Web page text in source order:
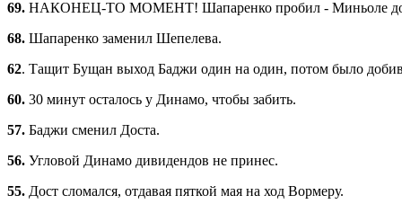
69. НАКОНЕЦ-ТО МОМЕНТ! Шапаренко пробил - Миньоле
68. Шапаренко заменил Шепелева.
62. Тащит Бущан выход Баджи один на один, потом было
60. 30 минут осталось у Динамо, чтобы забить.
57. Баджи сменил Доста.
56. Угловой Динамо дивидендов не принес.
55. Дост сломался, отдавая пяткой мая на ход Вормеру.